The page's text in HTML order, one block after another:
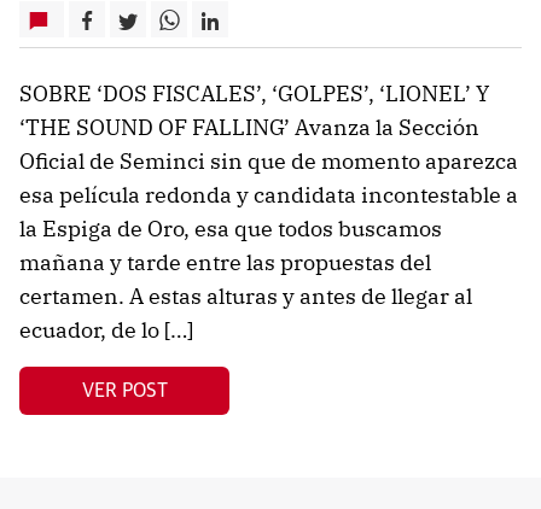
SOBRE ‘DOS FISCALES’, ‘GOLPES’, ‘LIONEL’ Y
‘THE SOUND OF FALLING’ Avanza la Sección
Oficial de Seminci sin que de momento aparezca
esa película redonda y candidata incontestable a
la Espiga de Oro, esa que todos buscamos
mañana y tarde entre las propuestas del
certamen. A estas alturas y antes de llegar al
ecuador, de lo […]
VER POST